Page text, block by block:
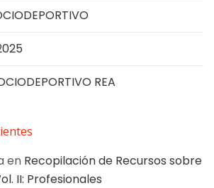
REA
en Recopilación de Recursos sobre
II: Profesionales